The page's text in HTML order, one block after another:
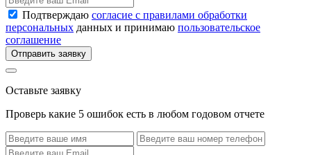
Подтверждаю согласие с правилами обработки
персональных данных и принимаю пользовательское
соглашение
Отправить заявку
Оставьте заявку
Проверь какие 5 ошибок есть в любом годовом отчете